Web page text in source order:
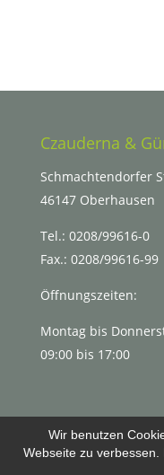
Wir benutzen
Webseite zu
Czauderna &
Schmachtendorfer
46147 Oberhausen
Tel.: 0208/99616-0
Fax.: 0208/99616-99
Öffnungszeiten:
Montag bis
09:00 bis 17:00